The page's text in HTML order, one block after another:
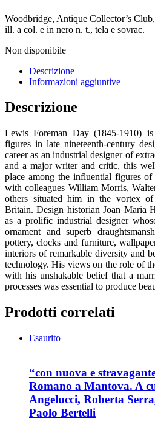
Woodbridge, Antique Collector’s
ill. a col. e in nero n. t., tela e sovrac.
Non disponibile
Descrizione
Informazioni aggiuntive
Descrizione
Lewis Foreman Day (1845-1910)
figures in late nineteenth-century
career as an industrial designer of
and a major writer and critic, this
place among the influential figures of
with colleagues William Morris,
others situated him in the vortex
Britain. Design historian Joan Maria
as a prolific industrial designer
ornament and superb
pottery, clocks and furniture,
interiors of remarkable diversity and
technology. His views on the role of
with his unshakable belief that a
processes was essential to produce
Prodotti correlati
Esaurito
“con nuova e
Romano a Mantova. A
Angelucci, Roberta
Paolo Bertelli